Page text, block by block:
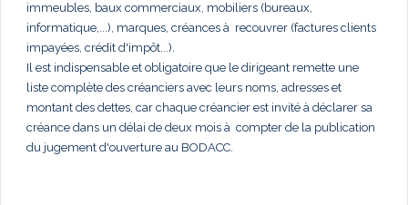
immeubles, baux commerciaux, mobiliers (bureaux,
informatique,...), marques, créances à recouvrer (factures clients
impayées, crédit d'impôt...).
Il est indispensable et obligatoire que le dirigeant remette une
liste complète des créanciers avec leurs noms, adresses et
montant des dettes, car chaque créancier est invité à déclarer sa
créance dans un délai de deux mois à compter de la publication
du jugement d'ouverture au BODACC.